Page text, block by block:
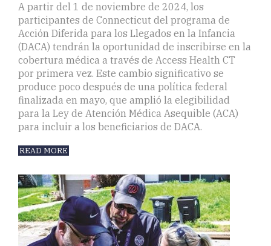
A partir del 1 de noviembre de 2024, los
participantes de Connecticut del programa de
Acción Diferida para los Llegados en la Infancia
(DACA) tendrán la oportunidad de inscribirse en la
cobertura médica a través de Access Health CT
por primera vez. Este cambio significativo se
produce poco después de una política federal
finalizada en mayo, que amplió la elegibilidad
para la Ley de Atención Médica Asequible (ACA)
para incluir a los beneficiarios de DACA.
READ MORE